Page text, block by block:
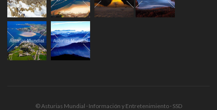
© Asturias Mundial · Información y Entretenimiento · SSD